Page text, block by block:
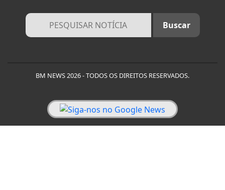
BM NEWS 2026 - TODOS OS DIREITOS RESERVADOS.